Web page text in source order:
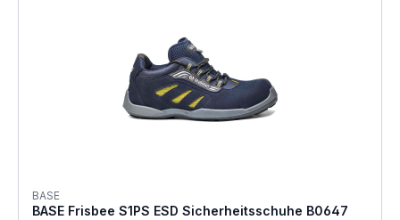
BASE
BASE Frisbee S1PS ESD Sicherheitsschuhe B0647